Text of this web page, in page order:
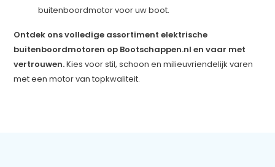
buitenboordmotor voor uw boot.
Ontdek ons volledige assortiment elektrische
buitenboordmotoren op Bootschappen.nl en vaar met
vertrouwen.Kies voor stil, schoon en milieuvriendelijk varen
met een motor van topkwaliteit.